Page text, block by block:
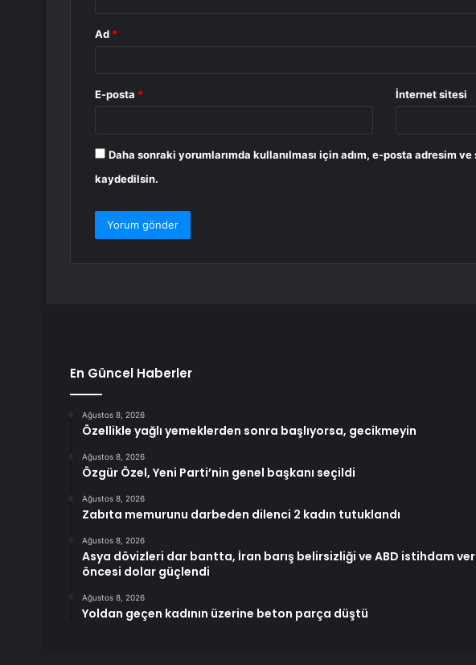
Ad *
E-posta * İnternet sitesi
Daha sonraki yorumlarımda kullanılması için adım, e-posta adresim ve
kaydedilsin.
En Güncel Haberler
Ağustos 8, 2026
Özellikle yağlı yemeklerden sonra başlıyorsa, gecikmeyin
Ağustos 8, 2026
Özgür Özel, Yeni Parti’nin genel başkanı seçildi
Ağustos 8, 2026
Zabıta memurunu darbeden dilenci 2 kadın tutuklandı
Ağustos 8, 2026
Asya dövizleri dar bantta, İran barış belirsizliği ve ABD istihdam
öncesi dolar güçlendi
Ağustos 8, 2026
Yoldan geçen kadının üzerine beton parça düştü